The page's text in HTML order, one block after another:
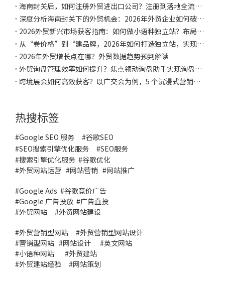
海南封关后，如何注册外贸进出口公司？注册到落地全流程指南
深度分析海南封关下的外贸机会：2026年外贸企业如何破局？
2026外贸新兴市场获客指南：如何做小语种独立站？布局全球130门母语锁定万亿外贸订单
从“卷价格”到“建品牌，2026年如何打造独立站，实现品牌化转型？
2026年外贸增长点在哪？外贸数据趋势预判解读
外贸询盘管理效率如何提升？焦点领动询盘助手实现询盘聚合、自动分配与客户跟进
跨境展会如何高效获客？以广交会为例，5 个沉浸式营销技巧，让采购商主动留资！
热搜标签
#Google SEO 服务 #谷歌SEO
#SEO搜索引擎优化服务 #SEO服务
#搜索引擎优化服务 #谷歌优化
#外贸网站运营 #网站营销 #网站推广
#Google Ads #谷歌竞价广告
#Google 广告投放 #广告直投
#外贸网站 #外贸网站建设
#外贸营销型网站 #外贸营销型网站设计
#营销型网站 #网站设计 #英文网站
#小语种网站 #外贸建站
#外贸建站经验 #网站策划